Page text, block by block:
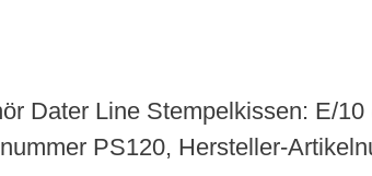
Dater Line Stempelkissen: E/10
PS120, Hersteller-